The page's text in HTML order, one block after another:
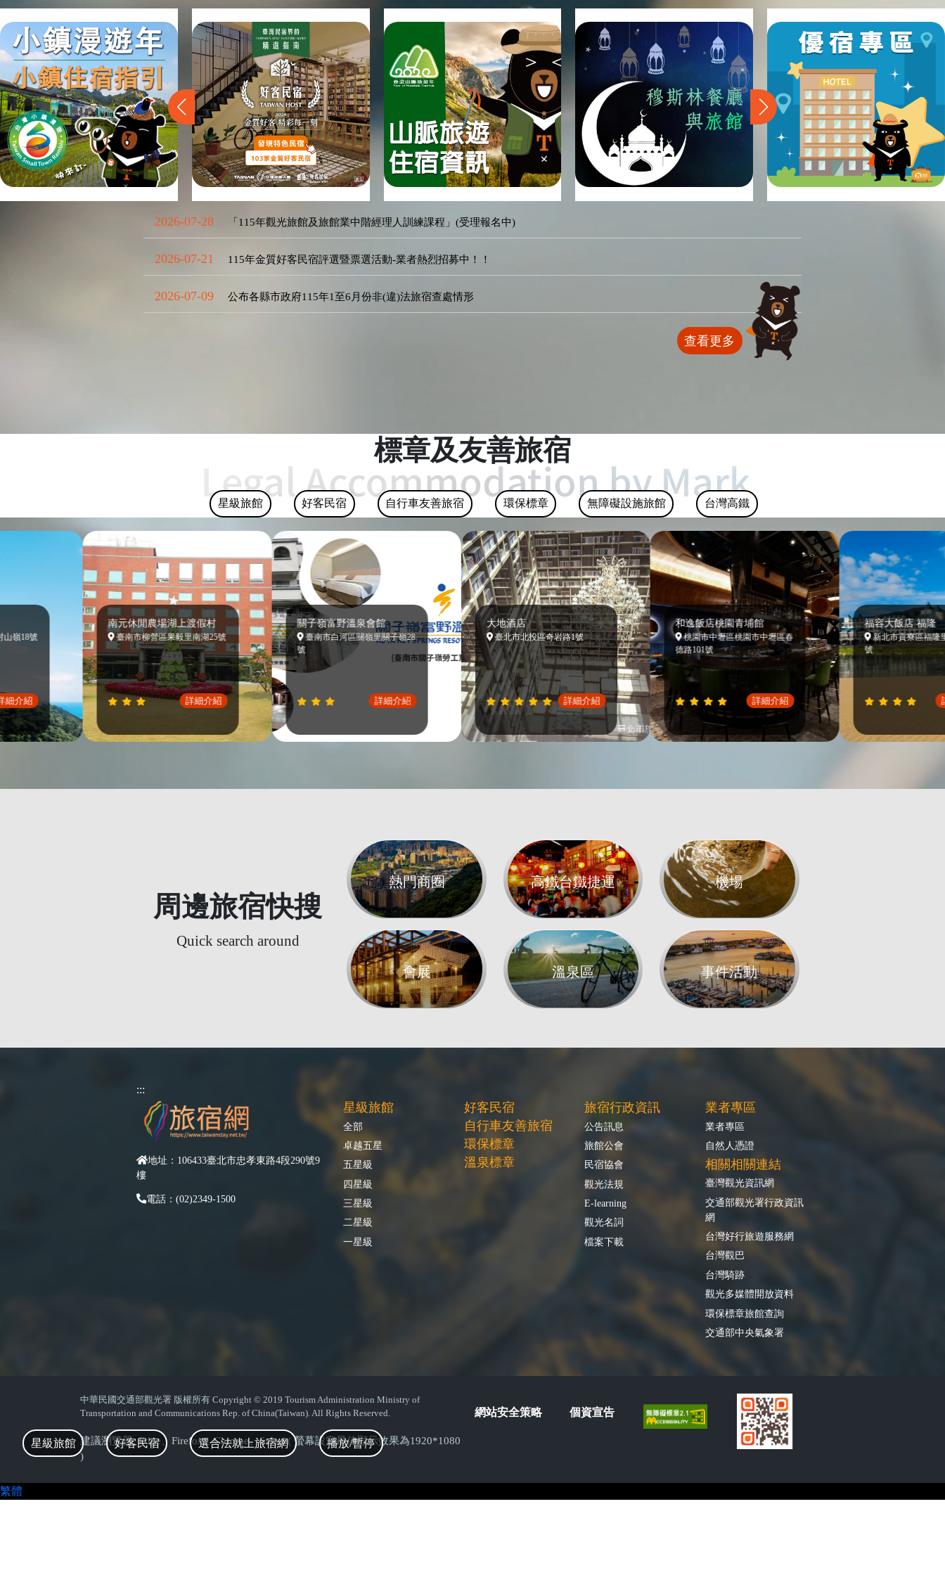
星級旅館 好客民宿 選合法就上旅宿網 播放/暫停
2026-07-28 「115年觀光旅館及旅館業中階經理人訓練課程」(受理報名中)
2026-07-21 115年金質好客民宿評選暨票選活動-業者熱烈招募中！！
2026-07-09 公布各縣市政府115年1至6月份非(違)法旅宿查處情形
查看更多
標章及友善旅宿
星級旅館 好客民宿 自行車友善旅宿 環保標章 無障礙設施旅館 台灣高鐵
號
南元休閒農場湖上渡假村
臺南市柳營區果毅里南湖25號
詳細介紹
關子嶺富野溫泉會館
臺南市白河區關嶺里關子嶺28
號
詳細介紹
大地酒店
臺北市北投區奇岩路1號
詳細介紹
和逸飯店桃園青埔館
桃園市中壢區桃園市中壢區春
德路101號
詳細介紹
福容大飯店 福隆
新北市貢寮區福隆里福隆
號
詳細介
周邊旅宿快搜
Quick search around
熱門商圈 高鐵台鐵捷運 機場
會展 溫泉區 事件活動
:::
地址：106433臺北市忠孝東路4段290號9
樓
電話：(02)2349-1500
星級旅館
全部
卓越五星
五星級
四星級
三星級
二星級
一星級
好客民宿
自行車友善旅宿
環保標章
溫泉標章
旅宿行政資訊
公告訊息
旅館公會
民宿協會
觀光法規
E-learning
觀光名詞
檔案下載
業者專區
業者專區
自然人憑證
相關相關連結
臺灣觀光資訊網
交通部觀光署行政資訊
網
台灣好行旅遊服務網
台灣觀巴
台灣騎跡
觀光多媒體開放資料
環保標章旅館查詢
交通部中央氣象署
中華民國交通部觀光署 版權所有 Copyright © 2019 Tourism Administration Ministry of
Transportation and Communications Rep. of China(Taiwan). All Rights Reserved.
建議瀏覽器: Edge、Firefox、Chrome、Safari ( 螢幕設定最佳顯示效果為1920*1080
)
網站安全策略 個資宣告
繁體